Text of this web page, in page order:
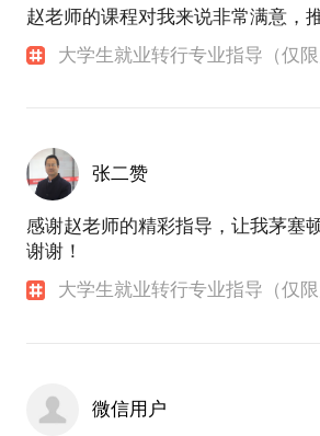
赵老师的课程对我来说非常满意，
大学生就业转行专业指导（仅限
张二赞
感谢赵老师的精彩指导，让我茅塞
谢谢！
大学生就业转行专业指导（仅限
微信用户